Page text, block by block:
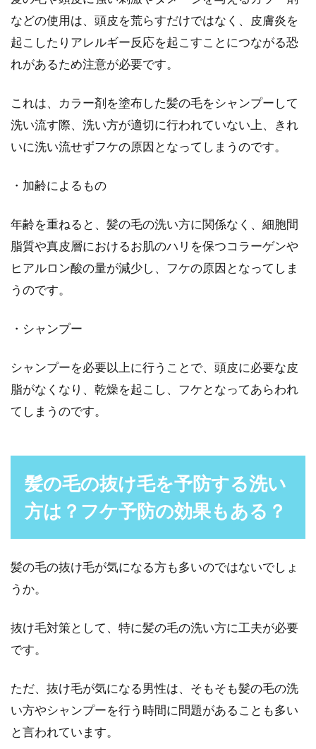
などの使用は、頭皮を荒らすだけではなく、皮膚炎を
起こしたりアレルギー反応を起こすことにつながる恐
れがあるため注意が必要です。
これは、カラー剤を塗布した髪の毛をシャンプーして
洗い流す際、洗い方が適切に行われていない上、きれ
いに洗い流せずフケの原因となってしまうのです。
・加齢によるもの
年齢を重ねると、髪の毛の洗い方に関係なく、細胞間
脂質や真皮層におけるお肌のハリを保つコラーゲンや
ヒアルロン酸の量が減少し、フケの原因となってしま
うのです。
・シャンプー
シャンプーを必要以上に行うことで、頭皮に必要な皮
脂がなくなり、乾燥を起こし、フケとなってあらわれ
てしまうのです。
髪の毛の抜け毛を予防する洗い
方は？フケ予防の効果もある？
髪の毛の抜け毛が気になる方も多いのではないでしょ
うか。
抜け毛対策として、特に髪の毛の洗い方に工夫が必要
です。
ただ、抜け毛が気になる男性は、そもそも髪の毛の洗
い方やシャンプーを行う時間に問題があることも多い
と言われています。